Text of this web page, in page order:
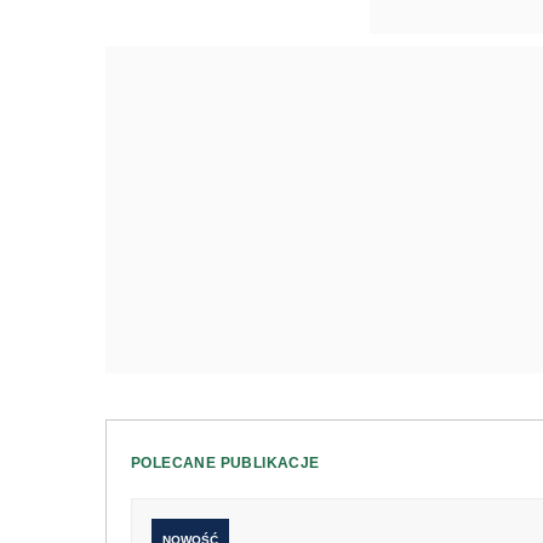
POLECANE PUBLIKACJE
NOWOŚĆ